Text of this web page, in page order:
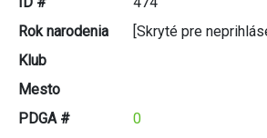
Rok narodenia
[Skryté pre
Klub
Mesto
PDGA #
0